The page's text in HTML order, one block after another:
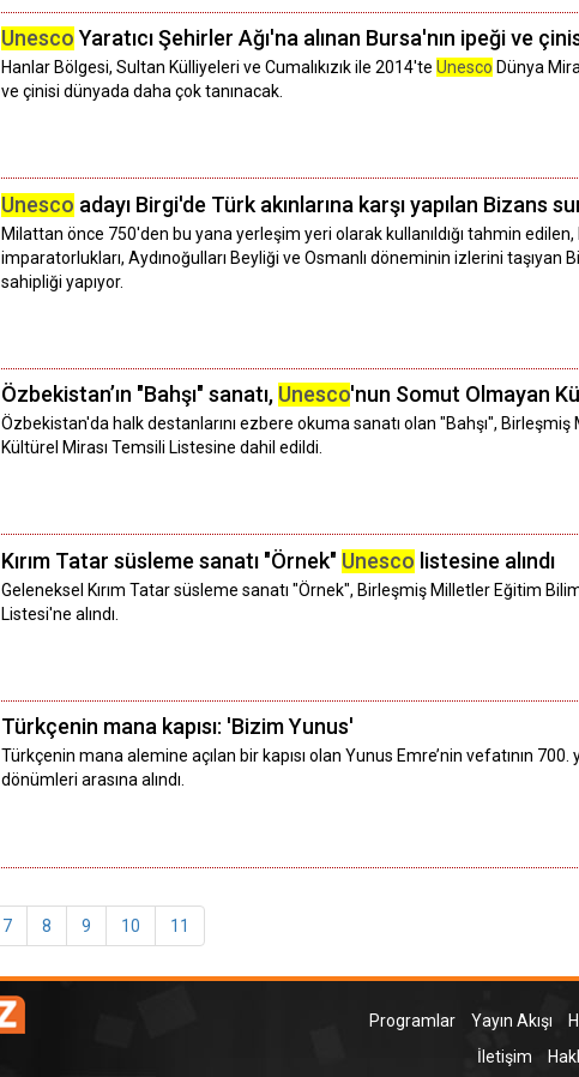
Unesco Yaratıcı Şehirler Ağı'na alınan Bursa'nın ipeği ve
Hanlar Bölgesi, Sultan Külliyeleri ve Cumalıkızık ile 2014'te Unesco Dünya
ve çinisi dünyada daha çok tanınacak.
Unesco adayı Birgi'de Türk akınlarına karşı yapılan Bizans
Milattan önce 750'den bu yana yerleşim yeri olarak kullanıldığı tahmin
imparatorlukları, Aydınoğulları Beyliği ve Osmanlı döneminin izlerini taşıyan
sahipliği yapıyor.
Özbekistan’ın "Bahşı" sanatı, Unesco'nun Somut Olmayan
Özbekistan'da halk destanlarını ezbere okuma sanatı olan "Bahşı",
Kültürel Mirası Temsili Listesine dahil edildi.
Kırım Tatar süsleme sanatı "Örnek" Unesco listesine alındı
Geleneksel Kırım Tatar süsleme sanatı "Örnek", Birleşmiş Milletler Eğitim
Listesi'ne alındı.
Türkçenin mana kapısı: 'Bizim Yunus'
Türkçenin mana alemine açılan bir kapısı olan Yunus Emre’nin vefatının 700.
dönümleri arasına alındı.
7 8 9 10 11
Programlar Yayın Akışı
İletişim